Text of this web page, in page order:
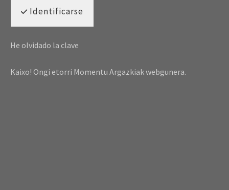
Identificarse
He olvidado la clave
Kaixo! Ongi etorri Momentu Argazkiak webgunera.